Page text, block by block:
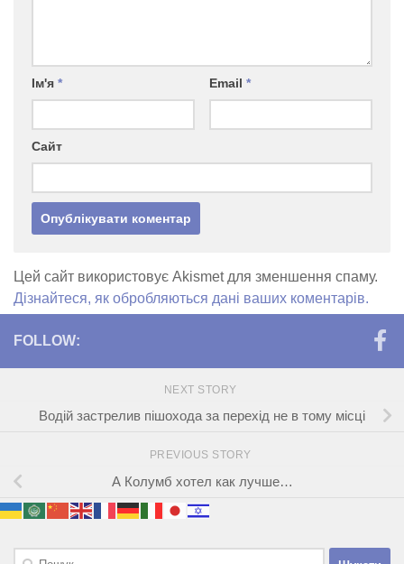
Ім'я * Email *
Сайт
Цей сайт використовує Akismet для зменшення спаму.
Дізнайтеся, як обробляються дані ваших коментарів.
FOLLOW:
NEXT STORY
Водій застрелив пішохода за перехід не в тому місці
PREVIOUS STORY
А Колумб хотел как лучше…
Пошук: